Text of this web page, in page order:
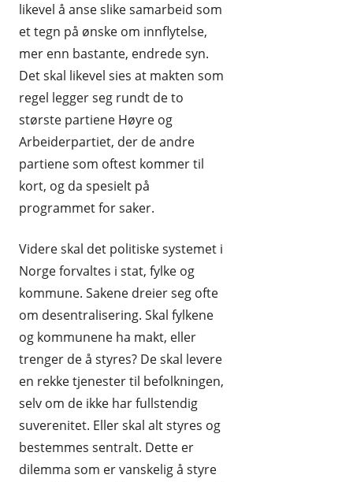
likevel å anse slike samarbeid som
et tegn på ønske om innflytelse,
mer enn bastante, endrede syn.
Det skal likevel sies at makten som
regel legger seg rundt de to
største partiene Høyre og
Arbeiderpartiet, der de andre
partiene som oftest kommer til
kort, og da spesielt på
programmet for saker.
Videre skal det politiske systemet i
Norge forvaltes i stat, fylke og
kommune. Sakene dreier seg ofte
om desentralisering. Skal fylkene
og kommunene ha makt, eller
trenger de å styres? De skal levere
en rekke tjenester til befolkningen,
selv om de ikke har fullstendig
suverenitet. Eller skal alt styres og
bestemmes sentralt. Dette er
dilemma som er vanskelig å styre